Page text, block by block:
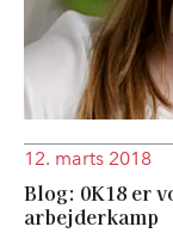
12. marts 2018
Blog: 0K18 er
arbejderkamp